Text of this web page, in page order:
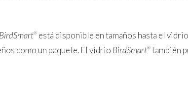
BirdSmart® está disponible en tamaños hasta el vidrio
como un paquete. El vidrio BirdSmart® también